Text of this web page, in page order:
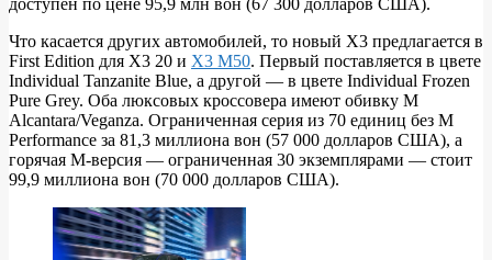
доступен по цене 95,9 млн вон (67 300 долларов США).
Что касается других автомобилей, то новый X3 предлагается в
First Edition для X3 20 и X3 M50. Первый поставляется в цвете
Individual Tanzanite Blue, а другой — в цвете Individual Frozen
Pure Grey. Оба люксовых кроссовера имеют обивку M
Alcantara/Veganza. Ограниченная серия из 70 единиц без M
Performance за 81,3 миллиона вон (57 000 долларов США), а
горячая М-версия — ограниченная 30 экземплярами — стоит
99,9 миллиона вон (70 000 долларов США).